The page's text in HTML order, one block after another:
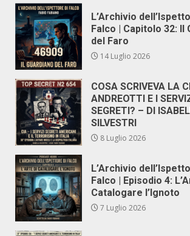
L’Archivio
Falco | Capitolo 32: Il
del Faro
14 Luglio 2026
COSA SCRIVEVA LA
ANDREOTTI E I
SEGRETI? – DI
SILVESTRI
8 Luglio 2026
L’Archivio
Falco | Episodio 4:
Catalogare l’Ignoto
7 Luglio 2026